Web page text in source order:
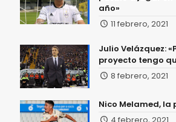
año»
11 febrero, 2021
Julio Velázquez:
proyecto tengo
8 febrero, 2021
Nico Melamed, la